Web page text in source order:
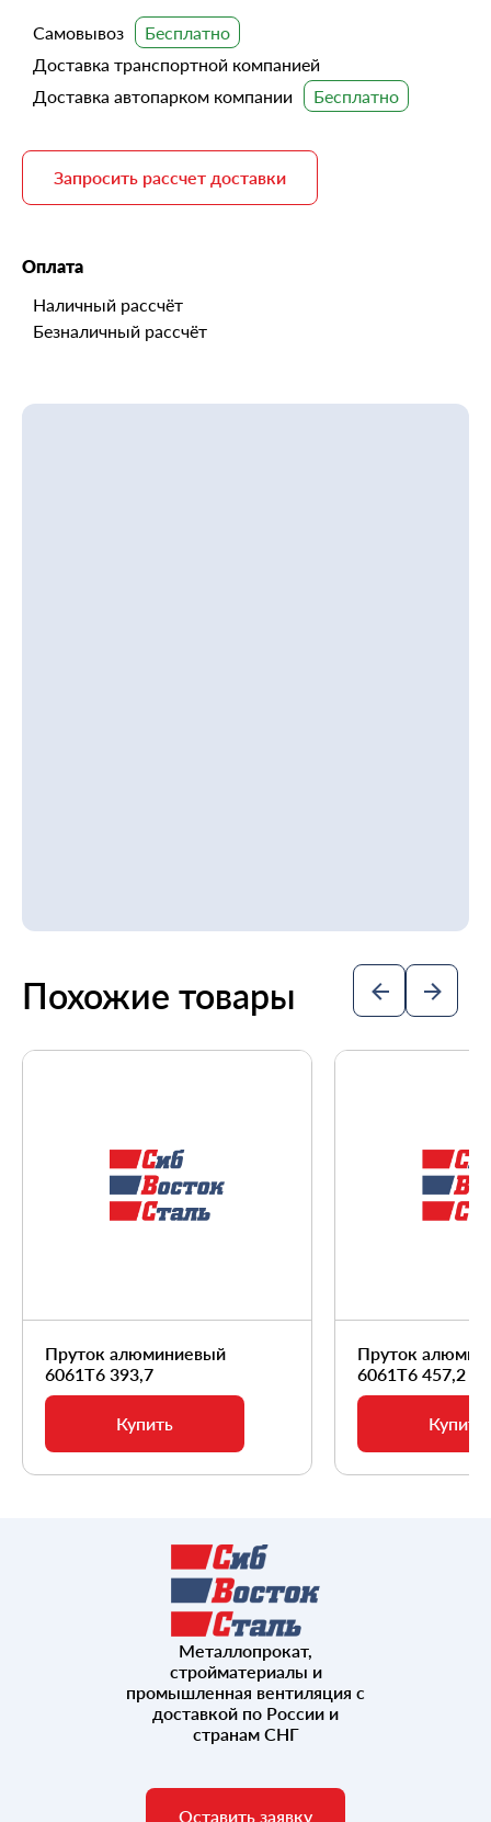
Самовывоз
Доставка транспортной компанией
Доставка автопарком компании
Запросить рассчет доставки
Оплата
Наличный рассчёт
Безналичный рассчёт
Похожие товары
Пруток алюминиевый
6061Т6 393,7
Купить
Пруток
6061Т6 457,2
Купить
Металлопрокат,
стройматериалы и
промышленная вентиляция с
доставкой по России и
странам СНГ
Оставить заявку